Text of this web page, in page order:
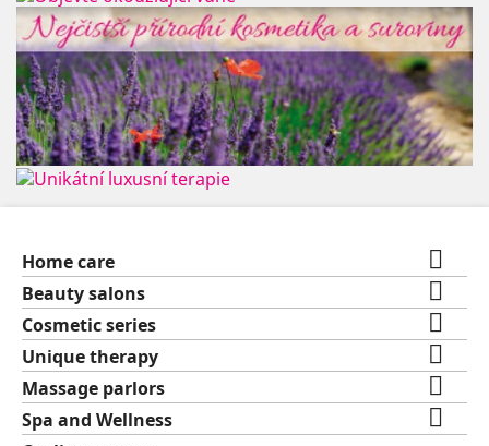
Home care 
Beauty salons 
Cosmetic series 
Unique therapy 
Massage parlors 
Spa and Wellness 